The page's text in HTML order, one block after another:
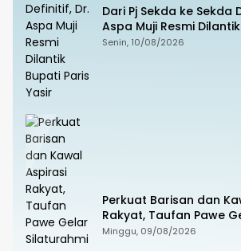
Dari Pj Sekda ke Sekda
Aspa Muji Resmi
Yasir
Senin, 10/08/2026
Perkuat Barisan dan
Rakyat, Taufan Pawe
dengan Pengurus
Minggu, 09/08/2026